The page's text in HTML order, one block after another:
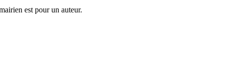
est pour un auteur.